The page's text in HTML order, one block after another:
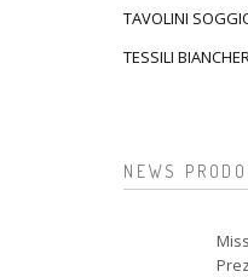
TAVOLINI
TESSILI
NEWS